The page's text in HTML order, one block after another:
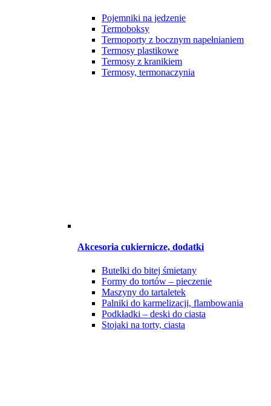
Pojemniki na jedzenie
Termoboksy
Termoporty z bocznym napełnianiem
Termosy plastikowe
Termosy z kranikiem
Termosy, termonaczynia
Akcesoria cukiernicze, dodatki
Butelki do bitej śmietany
Formy do tortów – pieczenie
Maszyny do tartaletek
Palniki do karmelizacji, flambowania
Podkładki – deski do ciasta
Stojaki na torty, ciasta